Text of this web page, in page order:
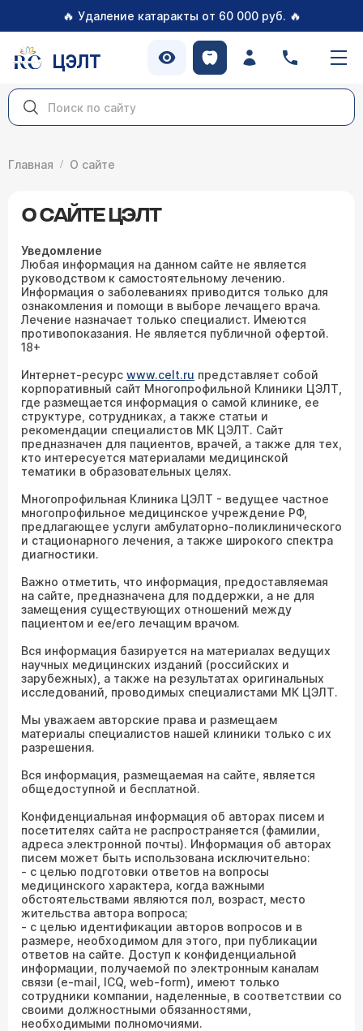
🔥 Удаление катаракты от 60 000 руб. 🔥
ЦЭЛТ
Главная О сайте
О САЙТЕ ЦЭЛТ
Уведомление
Любая информация на данном сайте не является
руководством к самостоятельному лечению.
Информация о заболеваниях приводится только для
ознакомления и помощи в выборе лечащего врача.
Лечение назначает только специалист. Имеются
противопоказания. Не является публичной офертой.
18+
Интернет-ресурс www.celt.ru представляет собой
корпоративный сайт Многопрофильной Клиники ЦЭЛТ,
где размещается информация о самой клинике, ее
структуре, сотрудниках, а также статьи и
рекомендации специалистов МК ЦЭЛТ. Сайт
предназначен для пациентов, врачей, а также для тех,
кто интересуется материалами медицинской
тематики в образовательных целях.
Многопрофильная Клиника ЦЭЛТ - ведущее частное
многопрофильное медицинское учреждение РФ,
предлагающее услуги амбулаторно-поликлинического
и стационарного лечения, а также широкого спектра
диагностики.
Важно отметить, что информация, предоставляемая
на сайте, предназначена для поддержки, а не для
замещения существующих отношений между
пациентом и ее/его лечащим врачом.
Вся информация базируется на материалах ведущих
научных медицинских изданий (российских и
зарубежных), а также на результатах оригинальных
исследований, проводимых специалистами МК ЦЭЛТ.
Мы уважаем авторские права и размещаем
материалы специалистов нашей клиники только с их
разрешения.
Вся информация, размещаемая на сайте, является
общедоступной и бесплатной.
Конфиденциальная информация об авторах писем и
посетителях сайта не распространяется (фамилии,
адреса электронной почты). Информация об авторах
писем может быть использована исключительно:
- с целью подготовки ответов на вопросы
медицинского характера, когда важными
обстоятельствами являются пол, возраст, место
жительства автора вопроса;
- с целью идентификации авторов вопросов и в
размере, необходимом для этого, при публикации
ответов на сайте. Доступ к конфиденциальной
информации, получаемой по электронным каналам
связи (e-mail, ICQ, web-form), имеют только
сотрудники компании, наделенные, в соответствии со
своими должностными обязанностями,
необходимыми полномочиями.